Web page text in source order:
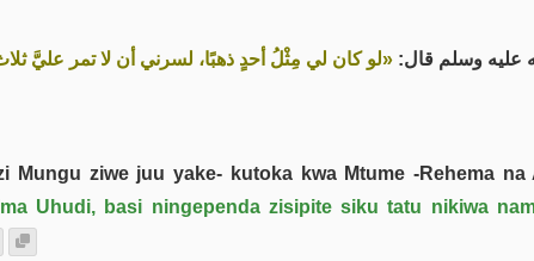
عليه وسلم قال: «لو كان لي مِثْلُ أحدٍ ذهبًا، لسرني أن لا تمر عليَّ
Mungu ziwe juu yake- kutoka kwa Mtume -Rehema
Uhudi, basi ningependa zisipite siku tatu nikiwa